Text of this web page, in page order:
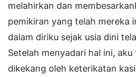
melahirkan dan
pemikiran yang telah mereka
dalam diriku sejak usia dini
Setelah menyadari hal ini,
dikekang oleh keterikatan